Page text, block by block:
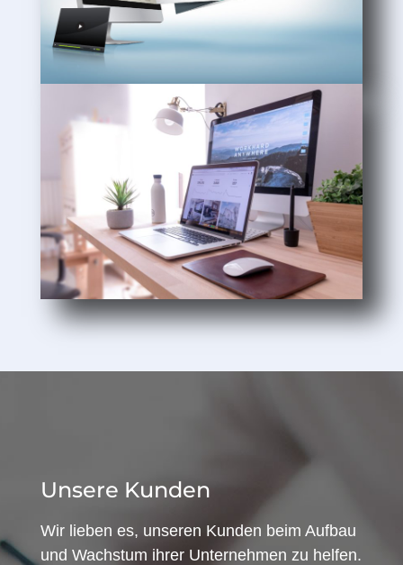
Unsere Kunden
Wir lieben es, unseren Kunden beim Aufbau
und Wachstum ihrer Unternehmen zu helfen.